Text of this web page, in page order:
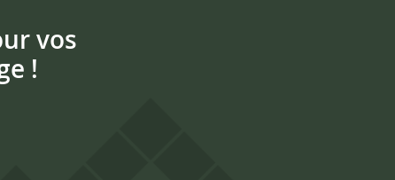
vos
!